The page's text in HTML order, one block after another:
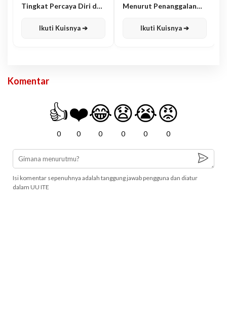
Tingkat Percaya Diri dan
Ikuti Kuisnya ➔
Menurut Penanggalan
Ikuti Kuisnya ➔
Komentar
👍
0
❤️
0
😂
0
😧
0
😭
0
😡
0
Isi komentar sepenuhnya adalah tanggung jawab pengguna dan diatur
dalam UU ITE